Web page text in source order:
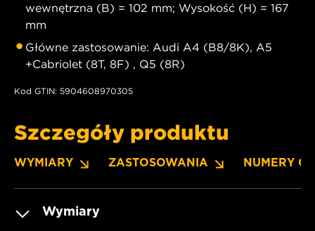
wewnętrzna (B) = 102 mm; Wysokość (H) = 167
mm
Główne zastosowanie: Audi A4 (B8/8K), A5
+Cabriolet (8T, 8F) , Q5 (8R)
Kod GTIN: 5904608970305
Szczegóły produktu
WYMIARY ZASTOSOWANIA NUMERY OE
Wymiary